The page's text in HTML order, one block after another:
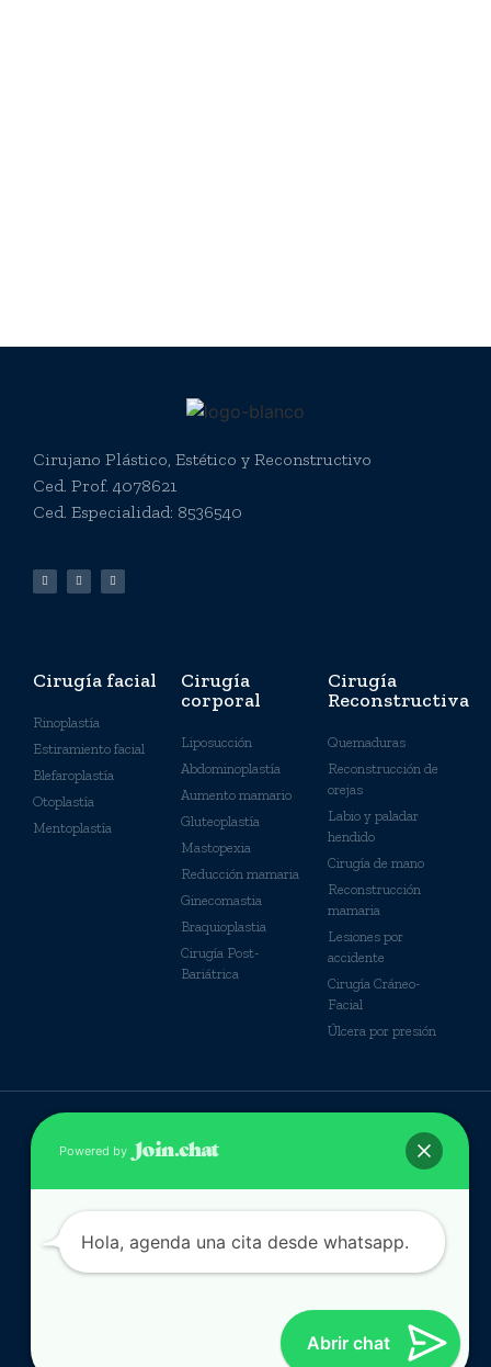
Cirujano Plástico, Estético y Reconstructivo
Ced. Prof. 4078621
Ced. Especialidad: 8536540
Cirugía facial
Rinoplastía
Estiramiento facial
Blefaroplastía
Otoplastía
Mentoplastía
Cirugía
corporal
Liposucción
Abdominoplastía
Aumento mamario
Gluteoplastía
Mastopexia
Reducción mamaria
Ginecomastia
Braquioplastia
Cirugía Post-
Bariátrica
Cirugía
Reconstructiva
Quemaduras
Reconstrucción de
orejas
Labio y paladar
hendido
Cirugía de mano
Reconstrucción
mamaria
Lesiones por
accidente
Cirugía Cráneo-
Facial
Úlcera por presión
© Derechos Reservados
Abrir chat
Powered by
Hola, agenda una cita desde whatsapp.